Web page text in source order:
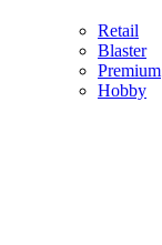
Retail
Blaster
Premium
Hobby